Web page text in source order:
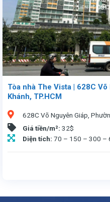
Tòa nhà The Vista | 628C
Khánh, TP.HCM
628C Võ Nguyên Giáp,
Giá tiền/m²: 32$
Diện tích: 70 – 150 – 300 –